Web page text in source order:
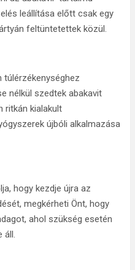
leállítása előtt csak egy
feltüntetettek közül.
túlérzékenységhez
nélkül szedtek abakavit
ritkán kialakult
újbóli alkalmazása
hogy kezdje újra az
megkérheti Önt, hogy
ahol szükség esetén
áll.